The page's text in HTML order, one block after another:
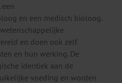
en een medisch bioloog.
en doen ook zelf
en hun werking. De
identiek aan de
voeding en worden